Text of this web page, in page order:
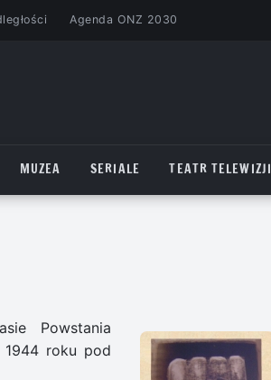
Agenda ONZ 2030
MUZEA SERIALE TEATR TELEWIZJI
Powstania
1944 roku pod